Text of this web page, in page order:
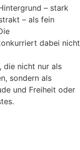
– stark
– als fein
dabei nicht
die nicht nur als
sondern als
und Freiheit oder